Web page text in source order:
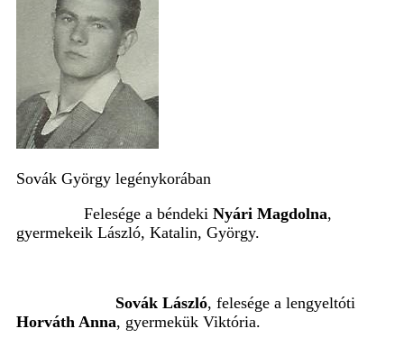
Sovák György legénykorában
Felesége a béndeki Nyári Magdolna,
gyermekeik László, Katalin, György.
Sovák László, felesége a lengyeltóti
Horváth Anna, gyermekük Viktória.